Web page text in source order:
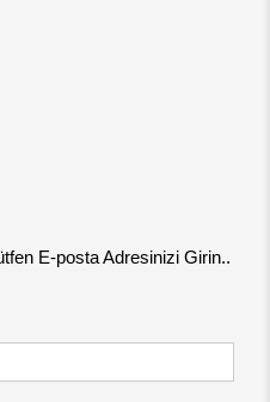
E-posta Adresinizi Girin..